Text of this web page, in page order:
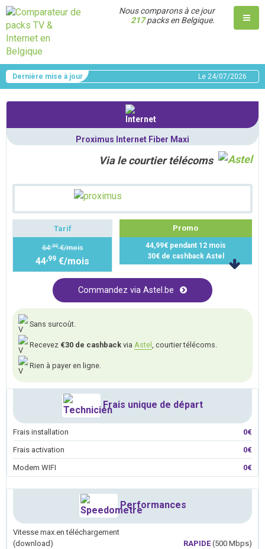
Nous comparons à ce jour
217packs en Belgique.
Dernière mise à jour Le 24/07/2026
Proximus Internet Fiber Maxi
Via le courtier télécoms
Tarif
64,99€/mois
44,99 €/mois
Promo
44,99€ pendant 12 mois
30€ de cashback Astel
Commandez via Astel.be
Sans surcoût.
Recevez €30 de cashback via Astel , courtier télécoms.
Rien à payer en ligne.
Frais unique de départ
Frais installation
0€
Frais activation
0€
Modem WIFI
0€
Performances
Vitesse max.en téléchargement
(download)
RAPIDE(500 Mbps)